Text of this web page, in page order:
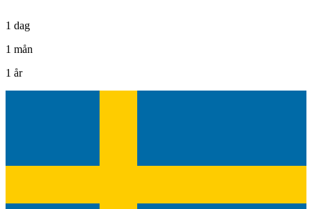
1 dag
1 mån
1 år